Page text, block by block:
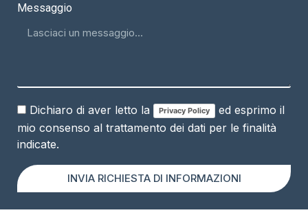
Messaggio
Dichiaro di aver letto la Privacy Policy
ed esprimo il
mio consenso al trattamento dei dati per le finalità
indicate.
INVIA RICHIESTA DI INFORMAZIONI